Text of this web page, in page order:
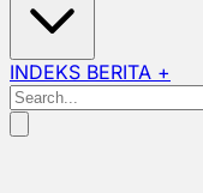
INDEKS BERITA +